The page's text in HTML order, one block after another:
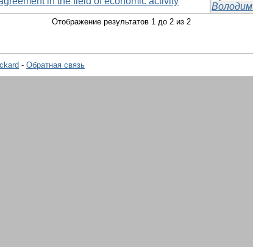
Отображение результатов 1 до 2 из 2
- Обратная связь